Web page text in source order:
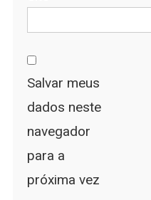
Salvar meus
dados neste
navegador
para a
próxima vez